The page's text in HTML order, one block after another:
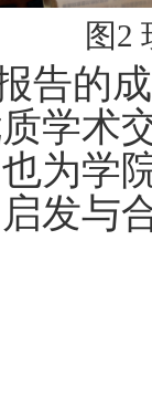
图2
告的
学术
为学
发与